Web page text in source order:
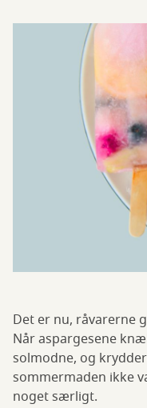
Det er nu, råvarerne
Når aspargesene
solmodne, og
sommermaden ikke
noget særligt.